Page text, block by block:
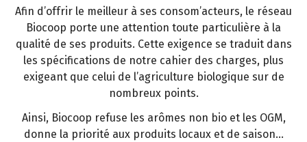
Afin d’offrir le meilleur à ses consom’acteurs, le réseau
Biocoop porte une attention toute particulière à la
qualité de ses produits. Cette exigence se traduit dans
les spécifications de notre cahier des charges, plus
exigeant que celui de l’agriculture biologique sur de
nombreux points.
Ainsi, Biocoop refuse les arômes non bio et les OGM,
donne la priorité aux produits locaux et de saison...